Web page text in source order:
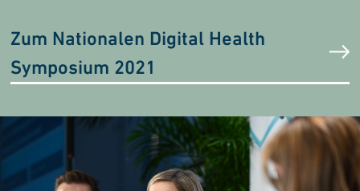
Zum Nationalen Digital Health
Symposium 2021